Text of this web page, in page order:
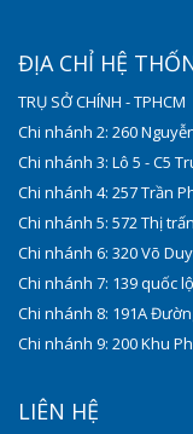
ĐỊA CHỈ HỆ
TRỤ SỞ CHÍNH - TPHCM
Chi nhánh 2: 260
Chi nhánh 3: Lô 5 - C5
Chi nhánh 4: 257 Trần
Chi nhánh 5: 572 Thị
Chi nhánh 6: 320 Võ
Chi nhánh 7: 139 quốc
Chi nhánh 8: 191A
Chi nhánh 9: 200 Khu
LIÊN HỆ